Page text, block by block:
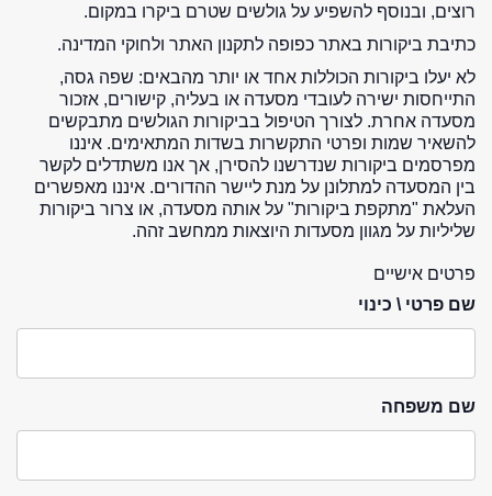
רוצים, ובנוסף להשפיע על גולשים שטרם ביקרו במקום.
כתיבת ביקורות באתר כפופה לתקנון האתר ולחוקי המדינה.
לא יעלו ביקורות הכוללות אחד או יותר מהבאים: שפה גסה,
התייחסות ישירה לעובדי מסעדה או בעליה, קישורים, אזכור
מסעדה אחרת. לצורך הטיפול בביקורות הגולשים מתבקשים
להשאיר שמות ופרטי התקשרות בשדות המתאימים. איננו
מפרסמים ביקורות שנדרשנו להסירן, אך אנו משתדלים לקשר
בין המסעדה למתלונן על מנת ליישר ההדורים. איננו מאפשרים
העלאת "מתקפת ביקורות" על אותה מסעדה, או צרור ביקורות
שליליות על מגוון מסעדות היוצאות ממחשב זהה.
פרטים אישיים
שם פרטי \ כינוי
שם משפחה